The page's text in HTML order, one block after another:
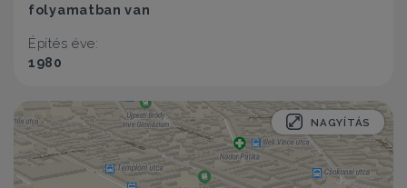
folyamatban van
Építés éve:
1980
NAGYÍTÁS